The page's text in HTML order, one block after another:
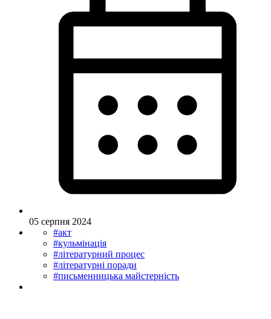
05 серпня 2024
#акт
#кульмінація
#літературний процес
#літературні поради
#письменницька майстерність